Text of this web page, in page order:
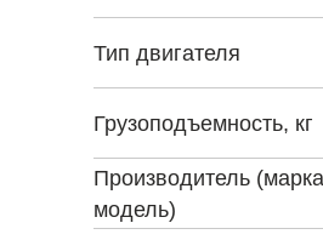
Тип двигателя
Грузоподъемность, кг
Производитель
модель)